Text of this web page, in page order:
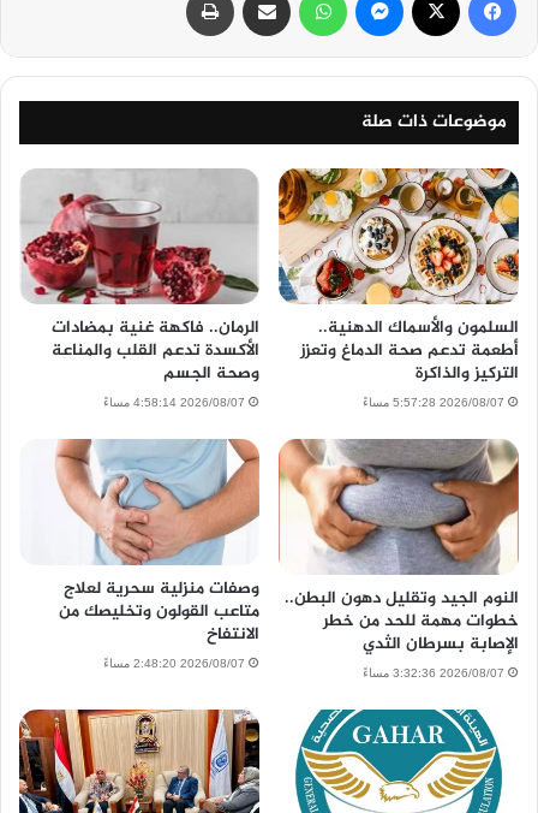
موضوعات ذات صلة
السلمون والأسماك الدهنية..
أطعمة تدعم صحة الدماغ وتعزز
التركيز والذاكرة
2026/08/07 5:57:28 مساءً
الرمان.. فاكهة غنية بمضادات
الأكسدة تدعم القلب والمناعة
وصحة الجسم
2026/08/07 4:58:14 مساءً
النوم الجيد وتقليل دهون البطن..
خطوات مهمة للحد من خطر
الإصابة بسرطان الثدي
2026/08/07 3:32:36 مساءً
وصفات منزلية سحرية لعلاج
متاعب القولون وتخليصك من
الانتفاخ
2026/08/07 2:48:20 مساءً